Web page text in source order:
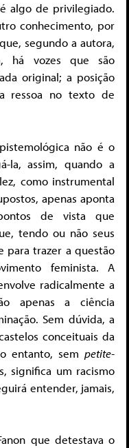
algo de privilegiado.
conhecimento, por
segundo a autora,
há vozes que são
original; a posição
ressoa no texto de
não é o
la, assim, quando a
como instrumental
apenas aponta
de vista que
tendo ou não seus
para trazer a questão
feminista. A
radicalmente a
apenas a ciência
Sem dúvida, a
conceituais da
entanto, sem petite-
significa um racismo
entender, jamais,
que detestava o